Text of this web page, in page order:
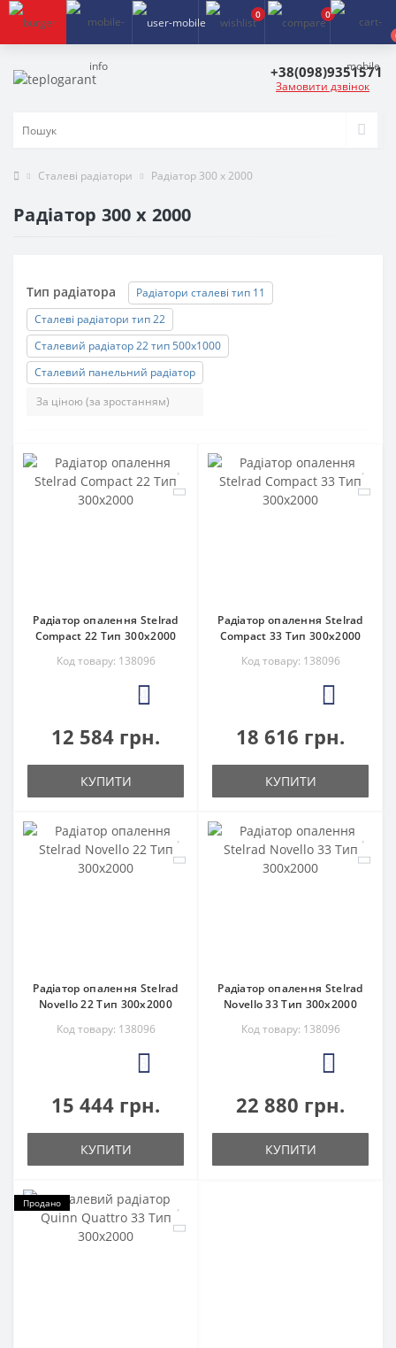
0
0
+38(098)9351571
Замовити дзвінок
Сталеві радіатори Радіатор 300 х 2000
Радіатор 300 х 2000
Тип радіатора
Радіатори сталеві тип 11
Сталеві радіатори тип 22
Сталевий радіатор 22 тип 500х1000
Сталевий панельний радіатор
Радіатор опалення Stelrad
Compact 22 Тип 300х2000
Код товару: 138096
4
12 584 грн.
КУПИТИ
Радіатор опалення Stelrad
Compact 33 Тип 300х2000
Код товару: 138096
4
18 616 грн.
КУПИТИ
Радіатор опалення Stelrad
Novello 22 Тип 300х2000
Код товару: 138096
3
15 444 грн.
КУПИТИ
Радіатор опалення Stelrad
Novello 33 Тип 300х2000
Код товару: 138096
3
22 880 грн.
КУПИТИ
Продано